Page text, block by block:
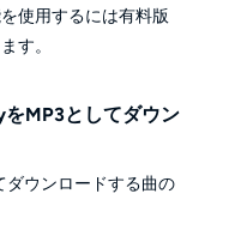
使用するには有料版
す。
MP3としてダウン
ウンロードする曲の